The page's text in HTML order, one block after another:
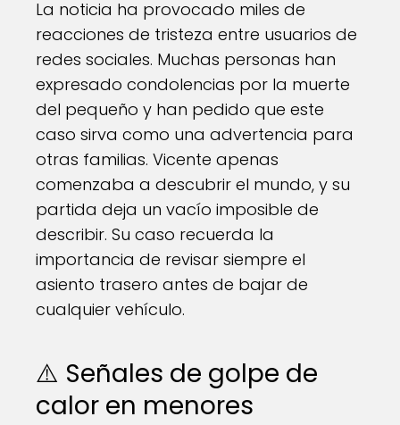
La noticia ha provocado miles de
reacciones de tristeza entre usuarios de
redes sociales. Muchas personas han
expresado condolencias por la muerte
del pequeño y han pedido que este
caso sirva como una advertencia para
otras familias. Vicente apenas
comenzaba a descubrir el mundo, y su
partida deja un vacío imposible de
describir. Su caso recuerda la
importancia de revisar siempre el
asiento trasero antes de bajar de
cualquier vehículo.
⚠️ Señales de golpe de
calor en menores